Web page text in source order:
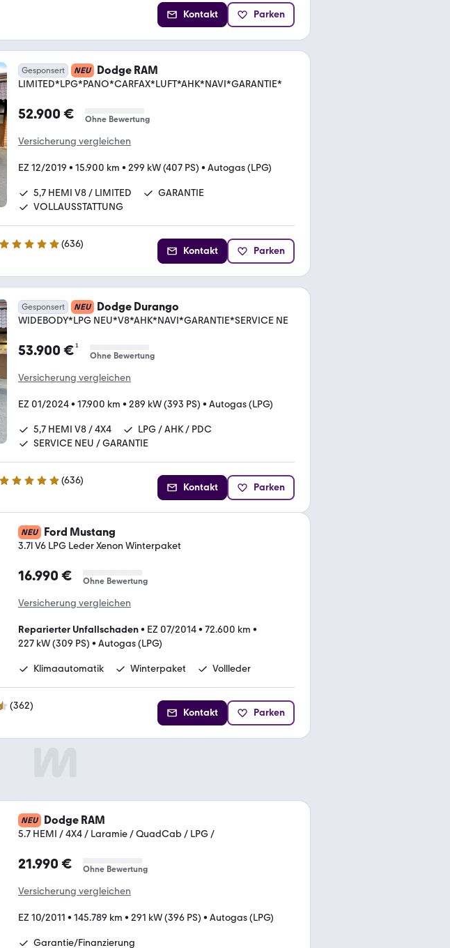
Kontakt Parken
Gesponsert NEU Dodge RAM
LIMITED*LPG*PANO*CARFAX*LUFT*AHK*NAVI*GARANTIE*
52.900 € Ohne Bewertung
Versicherung vergleichen
EZ 12/2019 • 15.900 km • 299 kW (407 PS) • Autogas (LPG)
5,7 HEMI V8 / LIMITED
GARANTIE
VOLLAUSSTATTUNG
4.8 Sterne (636)
Kontakt Parken
Gesponsert NEU Dodge Durango
WIDEBODY*LPG NEU*V8*AHK*NAVI*GARANTIE*SERVICE NE
53.900 €¹
Ohne Bewertung
Versicherung vergleichen
EZ 01/2024• 17.900 km • 289 kW (393 PS) • Autogas (LPG)
5,7 HEMI V8 / 4X4
LPG / AHK / PDC
SERVICE NEU / GARANTIE
4.8 Sterne (636)
Kontakt Parken
NEU Ford Mustang
3.7l V6 LPG Leder Xenon Winterpaket
16.990 € Ohne Bewertung
Versicherung vergleichen
Reparierter Unfallschaden• EZ 07/2014• 72.600 km •
227 kW (309 PS) • Autogas (LPG)
Klimaautomatik Winterpaket Vollleder
(362)
Kontakt Parken
NEU Dodge RAM
5.7 HEMI / 4X4 / Laramie / QuadCab / LPG /
21.990 € Ohne Bewertung
Versicherung vergleichen
EZ 10/2011 • 145.789 km • 291 kW (396 PS) • Autogas (LPG)
Garantie/Finanzierung